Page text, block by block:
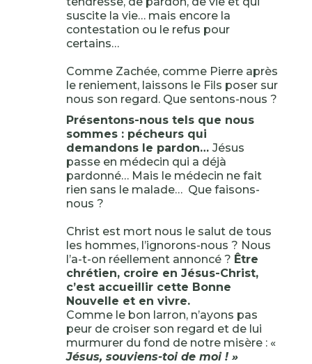
suscite la vie… mais encore la
contestation ou le refus pour
certains…
Comme Zachée, comme Pierre après
le reniement, laissons le Fils poser sur
nous son regard. Que sentons-nous ?
Présentons-nous tels que nous
sommes : pécheurs qui
demandons le pardon… Jésus
passe en médecin qui a déjà
pardonné… Mais le médecin ne fait
rien sans le malade… Que faisons-
nous ?
Christ est mort nous le salut de tous
les hommes, l’ignorons-nous ? Nous
l’a-t-on réellement annoncé ? Être
chrétien, croire en Jésus-Christ,
c’est accueillir cette Bonne
Nouvelle et en vivre.
Comme le bon larron, n’ayons pas
peur de croiser son regard et de lui
murmurer du fond de notre misère : «
Jésus, souviens-toi de moi ! »